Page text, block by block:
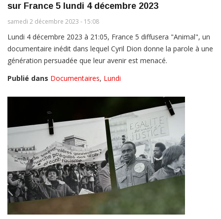
sur France 5 lundi 4 décembre 2023
samedi 2 décembre 2023 - 15:08
Lundi 4 décembre 2023 à 21:05, France 5 diffusera "Animal", un
documentaire inédit dans lequel Cyril Dion donne la parole à une
génération persuadée que leur avenir est menacé.
Publié dans Documentaires, Lundi